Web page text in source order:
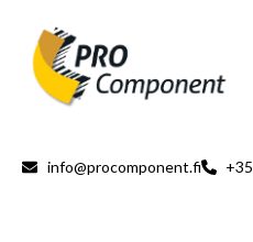
info@procomponent.fi